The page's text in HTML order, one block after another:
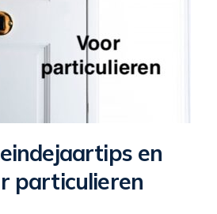
en
particulieren